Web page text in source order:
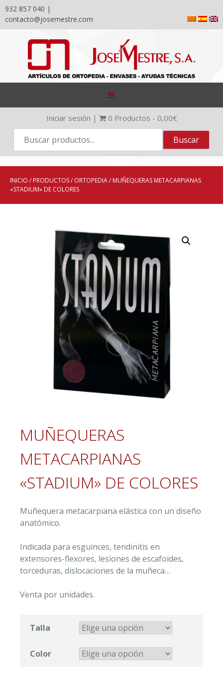
932 857 040 |
contacto@josemestre.com
content
Iniciar sesión | 0 Productos - 0,00€
INICIO / PRODUCTOS/ ORTOPEDIA/ MUÑEQUERAS METACARPIANAS
«STADIUM» DE COLORES
MUÑEQUERAS
METACARPIANAS
«STADIUM» DE COLORES
Muñequera metacarpiana elástica con un diseño
anatómico.
Indicada para esguinces, tendinitis en
extensores-flexores, lesiones de escafoides,
torceduras, dislocaciones de la muñeca…
Venta por unidades.
Talla
Color